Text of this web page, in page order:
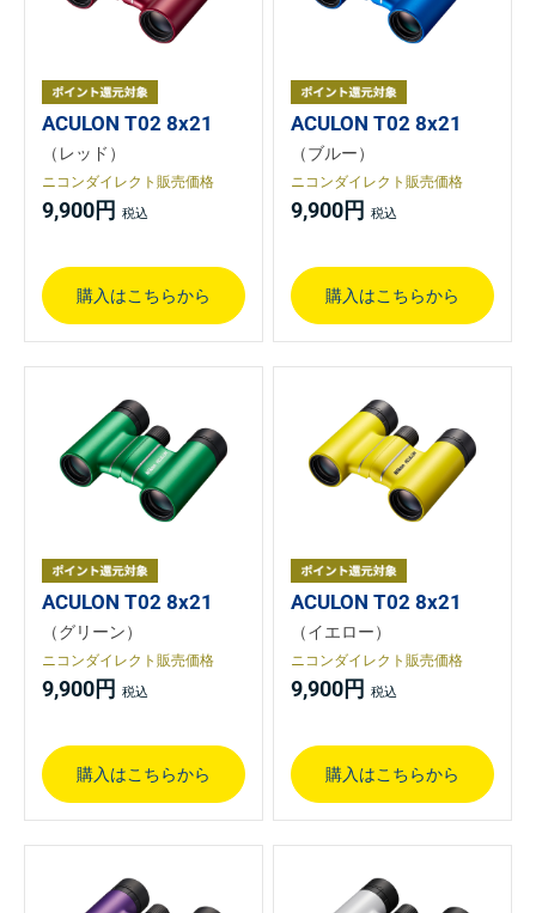
ACULON T02 8x21
（レッド）
ニコンダイレクト販売価格
9,900円
購入はこちらから
ACULON T02 8x21
（ブルー）
ニコンダイレクト販売価格
9,900円
購入はこちらから
ACULON T02 8x21
（グリーン）
ニコンダイレクト販売価格
9,900円
購入はこちらから
ACULON T02 8x21
（イエロー）
ニコンダイレクト販売価格
9,900円
購入はこちらから